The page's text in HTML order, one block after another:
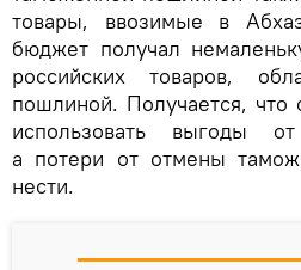
товары, ввозимые в
бюджет получал
российских товаров,
пошлиной. Получается,
использовать выгоды
а потери от отмены
нести.